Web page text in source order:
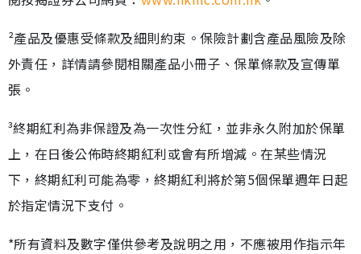
²產品及優惠受條款及細則約束。保險計劃含產品風險及除
外責任，詳情請參閱相關產品小冊子、保單條款及宣傳單
張。
³終期紅利為非保證及為一次性分紅，並非永久附加於保單
上，在日後公佈時終期紅利或會有所增減。在某些情況
下，終期紅利可能為零，終期紅利將於第5個保單週年日起
於指定情況下支付。
*所有資料及數字僅供參考及說明之用，不應被用作指示年